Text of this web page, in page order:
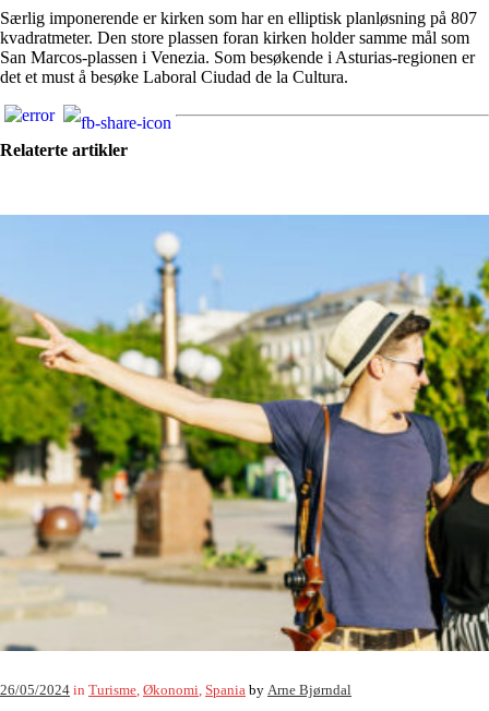
Særlig imponerende er kirken som har en elliptisk planløsning på 807
kvadratmeter. Den store plassen foran kirken holder samme mål som
San Marcos-plassen i Venezia. Som besøkende i Asturias-regionen er
det et must å besøke Laboral Ciudad de la Cultura.
Relaterte artikler
26/05/2024 in Turisme Økonomi Spania by Arne Bjørndal